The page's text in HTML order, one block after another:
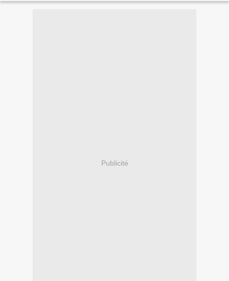
Publicité